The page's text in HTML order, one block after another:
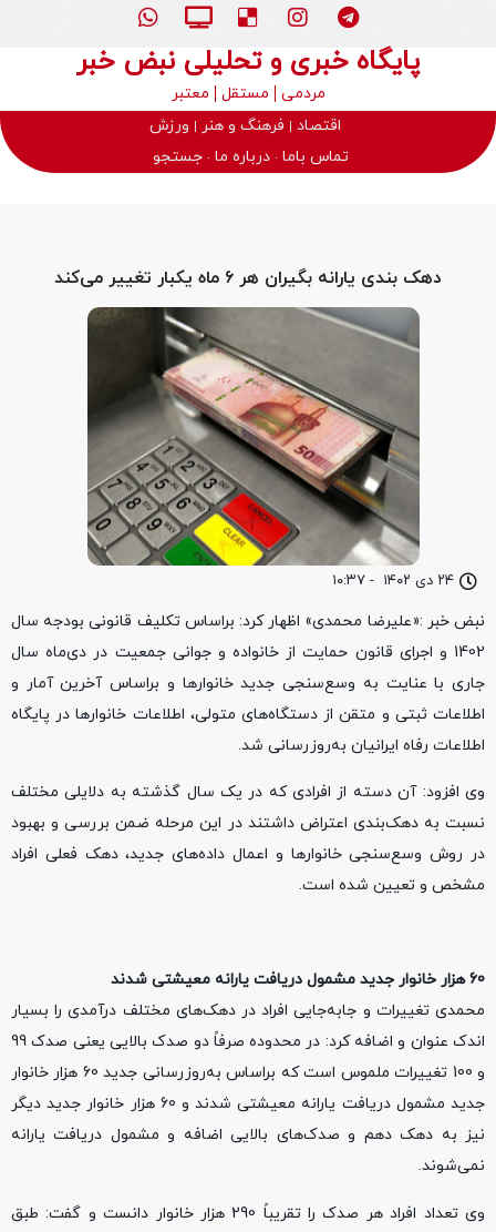
پایگاه خبری و تحلیلی نبض خبر
مردمی مستقل
معتبر
اقتصاد
فرهنگ و هنر
ورزش
تماس باما درباره ما جستجو
۲۴ دی ۱۴۰۲ - ۱۰:۳۷
دهک بندی یارانه بگیران هر ۶ ماه یکبار تغییر می‌کند
نبض خبر :«علیرضا محمدی» اظهار کرد: براساس تکلیف قانونی بودجه سال
1402 و اجرای قانون حمایت از خانواده و جوانی جمعیت در دی‌ماه سال‌
جاری با عنایت به وسع‌سنجی جدید خانوار‌ها و براساس آخرین آمار و
اطلاعات ثبتی و متقن از دستگاه‌های متولی، اطلاعات خانوار‌ها در پایگاه
اطلاعات رفاه ایرانیان به‌روز‌رسانی شد.
وی افزود: آن دسته از افرادی که در یک سال گذشته به دلایلی مختلف
نسبت به دهک‌بندی اعتراض داشتند در این مرحله ضمن بررسی و بهبود
در روش وسع‌سنجی خانوار‌ها و اعمال داده‌های جدید، دهک فعلی افراد
مشخص و تعیین شده است.
60 هزار خانوار جدید مشمول دریافت یارانه معیشتی شدند
محمدی تغییرات و جابه‌جایی افراد در دهک‌های مختلف درآمدی را بسیار
اندک عنوان و اضافه کرد: در محدوده صرفاً دو صدک بالایی یعنی صدک 99
و 100 تغییرات ملموس است که براساس به‌روز‌رسانی جدید 60 هزار خانوار
جدید مشمول دریافت یارانه معیشتی شدند و 60 هزار خانوار جدید دیگر
نیز به دهک دهم و صدک‌های بالایی اضافه و مشمول دریافت یارانه
نمی‌شوند.
وی تعداد افراد هر صدک را تقریباً 290 هزار خانوار دانست و گفت: طبق